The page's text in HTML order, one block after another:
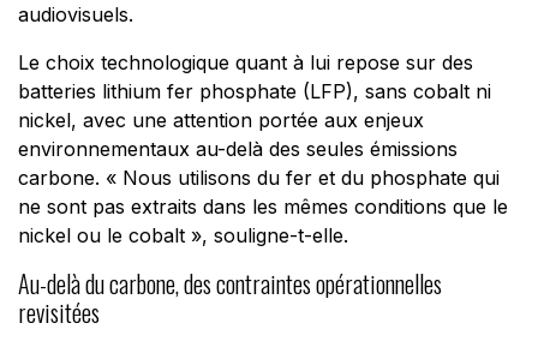
audiovisuels.
Le choix technologique quant à lui repose sur des
batteries lithium fer phosphate (LFP), sans cobalt ni
nickel, avec une attention portée aux enjeux
environnementaux au-delà des seules émissions
carbone. « Nous utilisons du fer et du phosphate qui
ne sont pas extraits dans les mêmes conditions que le
nickel ou le cobalt», souligne-t-elle.
Au-delà du carbone, des contraintes opérationnelles
revisitées